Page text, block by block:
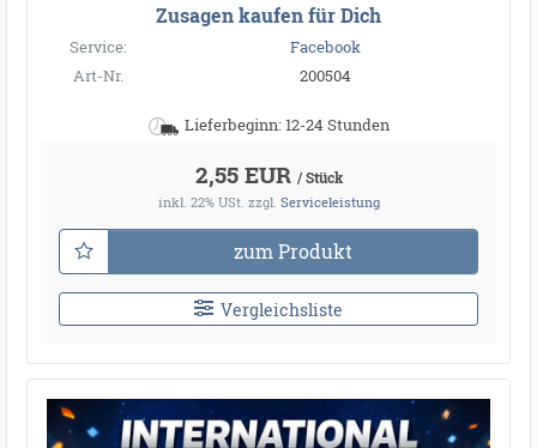
Zusagen kaufen für Dich
Service:
Facebook
Art-Nr.
200504
Lieferbeginn: 12-24 Stunden
2,55 EUR / Stück
inkl. 22% USt. zzgl. Serviceleistung
zum Produkt
Vergleichsliste